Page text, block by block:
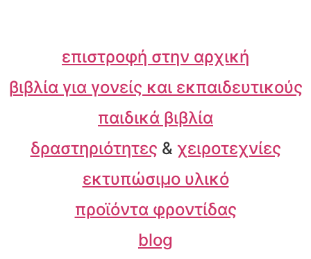
επιστροφή στην αρχική
βιβλία για γονείς και εκπαιδευτικούς
παιδικά βιβλία
δραστηριότητες & χειροτεχνίες
εκτυπώσιμο υλικό
προϊόντα φροντίδας
blog